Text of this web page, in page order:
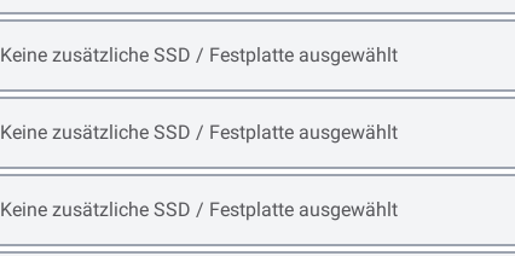
Keine zusätzliche SSD / Festplatte ausgewählt
Open item options
Keine zusätzliche SSD / Festplatte ausgewählt
Open item options
Keine zusätzliche SSD / Festplatte ausgewählt
Open item options